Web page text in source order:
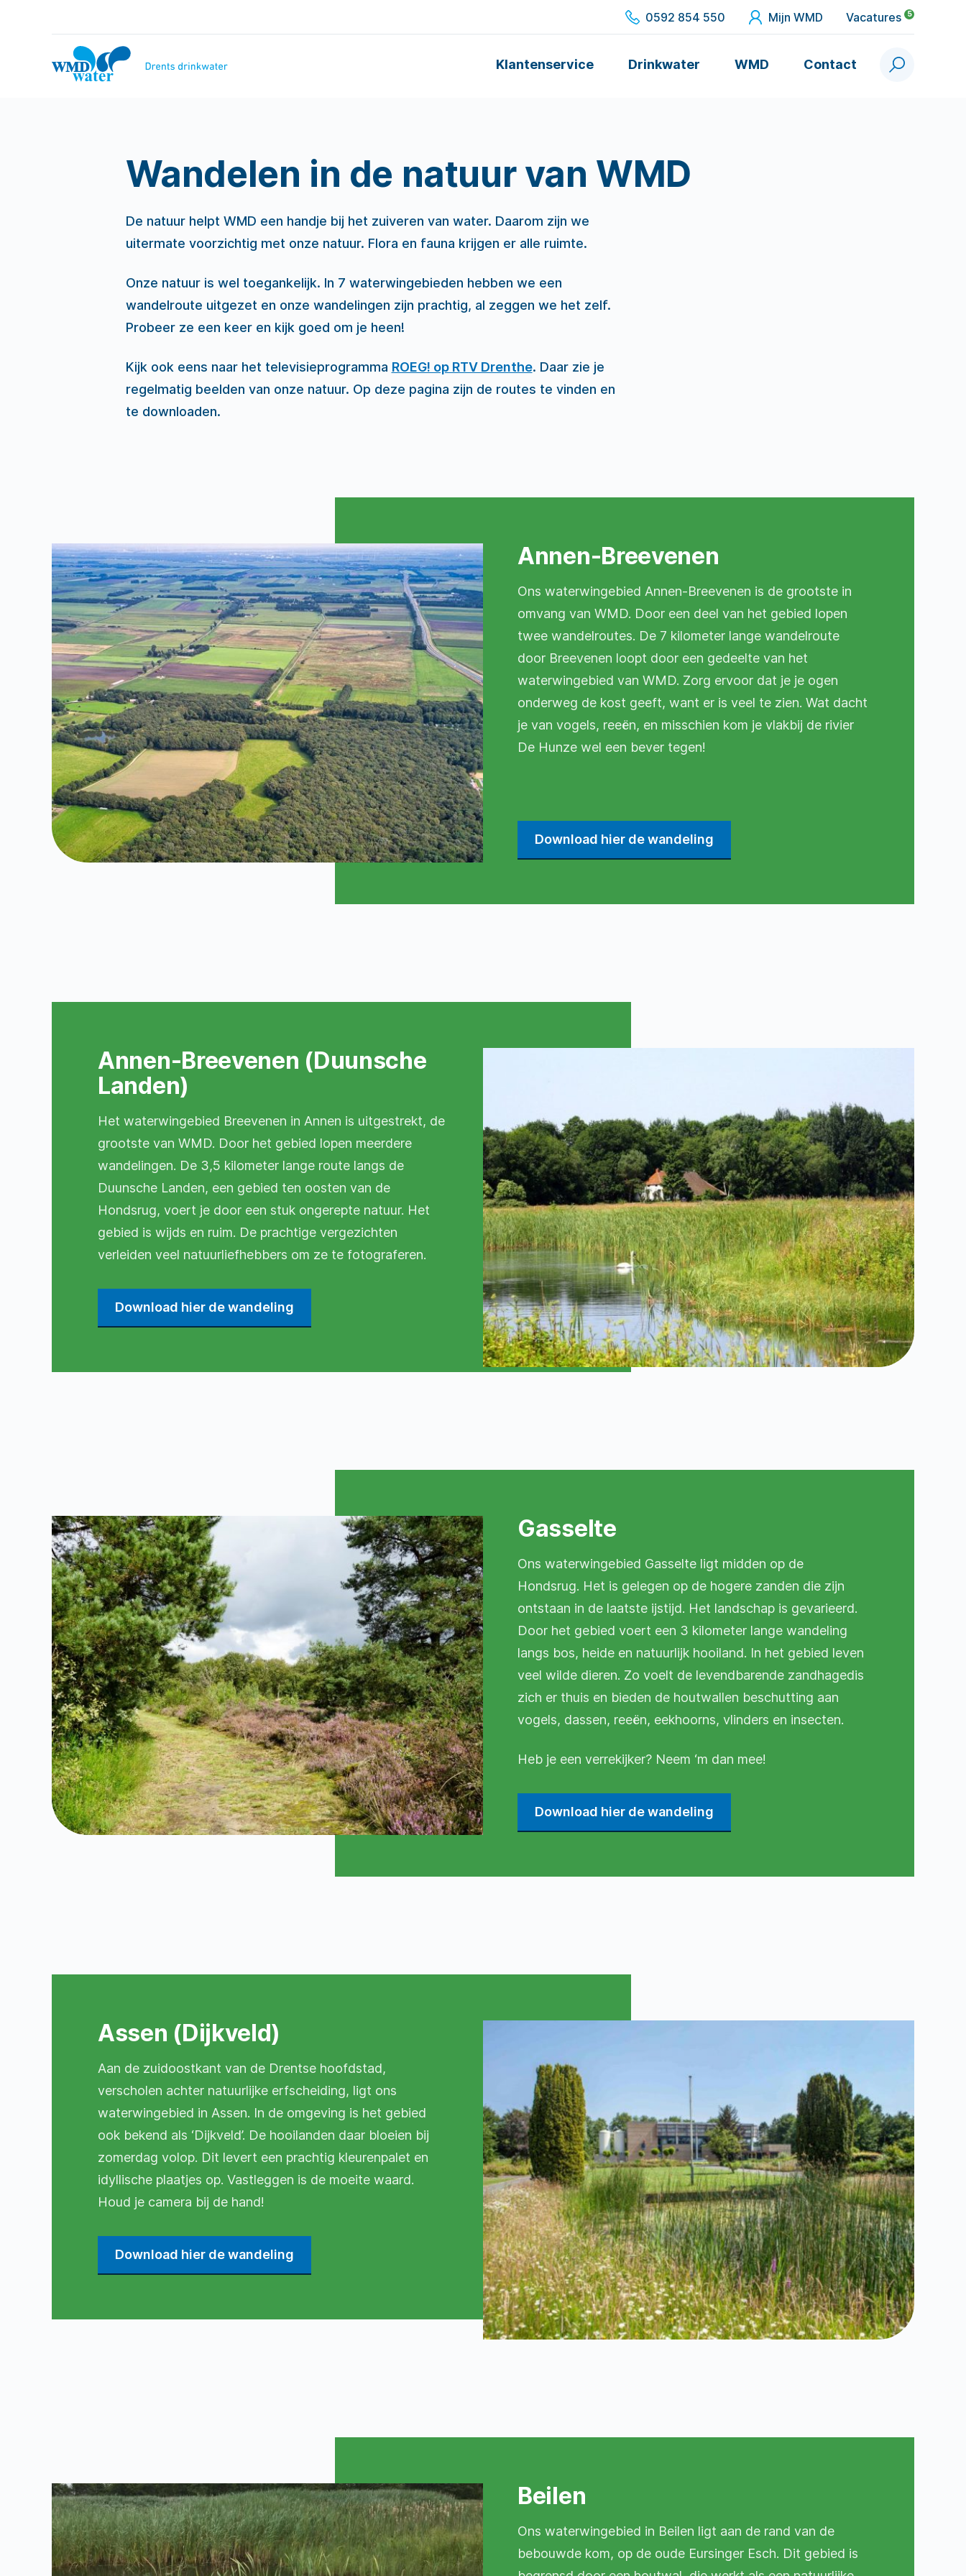
0592 854 550 Mijn WMD Vacatures 5
WMD
Drinkwater
Klantenservice Drinkwater WMD Contact Zoek
Wandelen in de natuur van WMD
De natuur helpt WMD een handje bij het zuiveren van water. Daarom zijn we
uitermate voorzichtig met onze natuur. Flora en fauna krijgen er alle ruimte.
Onze natuur is wel toegankelijk. In 7 waterwingebieden hebben we een
wandelroute uitgezet en onze wandelingen zijn prachtig, al zeggen we het zelf.
Probeer ze een keer en kijk goed om je heen!
Kijk ook eens naar het televisieprogramma ROEG! op RTV Drenthe. Daar zie je
regelmatig beelden van onze natuur. Op deze pagina zijn de routes te vinden en
te downloaden.
Annen-Breevenen
Ons waterwingebied Annen-Breevenen is de grootste in
omvang van WMD. Door een deel van het gebied lopen
twee wandelroutes. De 7 kilometer lange wandelroute
door Breevenen loopt door een gedeelte van het
waterwingebied van WMD. Zorg ervoor dat je je ogen
onderweg de kost geeft, want er is veel te zien. Wat dacht
je van vogels, reeën, en misschien kom je vlakbij de rivier
De Hunze wel een bever tegen!
Download hier de wandeling
Annen-Breevenen (Duunsche
Landen)
Het waterwingebied Breevenen in Annen is uitgestrekt, de
grootste van WMD. Door het gebied lopen meerdere
wandelingen. De 3,5 kilometer lange route langs de
Duunsche Landen, een gebied ten oosten van de
Hondsrug, voert je door een stuk ongerepte natuur. Het
gebied is wijds en ruim. De prachtige vergezichten
verleiden veel natuurliefhebbers om ze te fotograferen.
Download hier de wandeling
Gasselte
Ons waterwingebied Gasselte ligt midden op de
Hondsrug. Het is gelegen op de hogere zanden die zijn
ontstaan in de laatste ijstijd. Het landschap is gevarieerd.
Door het gebied voert een 3 kilometer lange wandeling
langs bos, heide en natuurlijk hooiland. In het gebied leven
veel wilde dieren. Zo voelt de levendbarende zandhagedis
zich er thuis en bieden de houtwallen beschutting aan
vogels, dassen, reeën, eekhoorns, vlinders en insecten.
Heb je een verrekijker? Neem ‘m dan mee!
Download hier de wandeling
Assen (Dijkveld)
Aan de zuidoostkant van de Drentse hoofdstad,
verscholen achter natuurlijke erfscheiding, ligt ons
waterwingebied in Assen. In de omgeving is het gebied
ook bekend als ‘Dijkveld’. De hooilanden daar bloeien bij
zomerdag volop. Dit levert een prachtig kleurenpalet en
idyllische plaatjes op. Vastleggen is de moeite waard.
Houd je camera bij de hand!
Download hier de wandeling
Beilen
Ons waterwingebied in Beilen ligt aan de rand van de
bebouwde kom, op de oude Eursinger Esch. Dit gebied is